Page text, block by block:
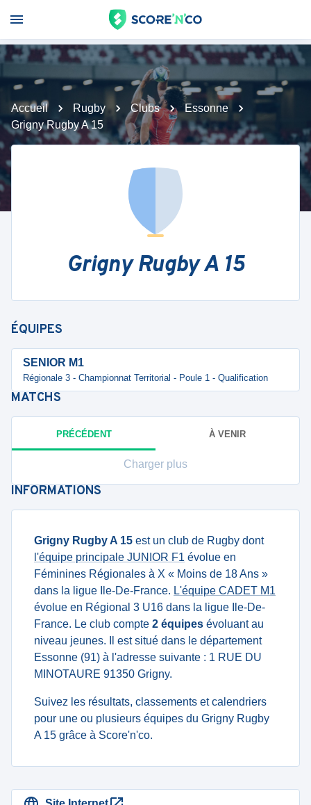
Accueil Rugby Clubs
Essonne
Grigny Rugby A 15
Grigny Rugby A 15
ÉQUIPES
SENIOR M1
Régionale 3 - Championnat Territorial - Poule 1 - Qualification
MATCHS
PRÉCÉDENT À VENIR
Charger plus
INFORMATIONS
Grigny Rugby A 15 est un club de Rugby dont
l'équipe principale JUNIOR F1 évolue en
Féminines Régionales à X « Moins de 18 Ans »
dans la ligue Ile-De-France. L'équipe CADET M1
évolue en Régional 3 U16 dans la ligue Ile-De-
France. Le club compte 2 équipes évoluant au
niveau jeunes. Il est situé dans le département
Essonne (91) à l'adresse suivante : 1 RUE DU
MINOTAURE 91350 Grigny.
Suivez les résultats, classements et calendriers
pour une ou plusieurs équipes du Grigny Rugby
A 15 grâce à Score'n'co.